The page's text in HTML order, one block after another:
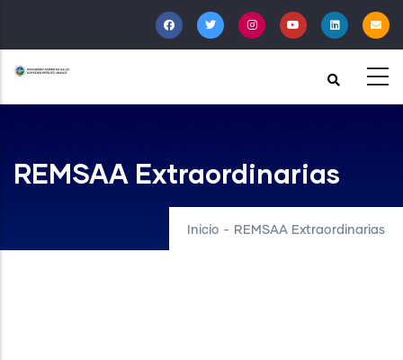
al
contenido
principal
REMSAA Extraordinarias
Inicio - REMSAA Extraordinarias